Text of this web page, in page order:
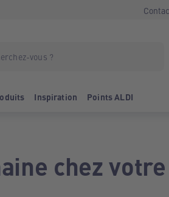
Inspiration Points ALDI
chez